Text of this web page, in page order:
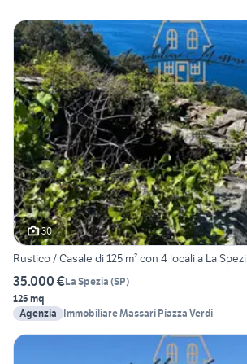
30
Rustico / Casale di 125 m² con 4 locali a La Spezi
35.000 €La Spezia (SP)
125 mq
Agenzia
Immobiliare Massari Piazza Verdi